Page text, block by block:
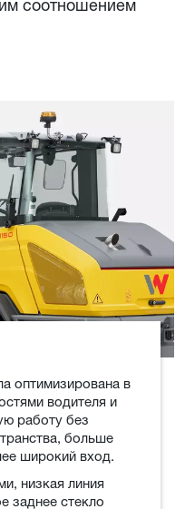
соотношением
оптимизирована в
водителя и
работу без
больше
широкий вход.
низкая линия
заднее стекло